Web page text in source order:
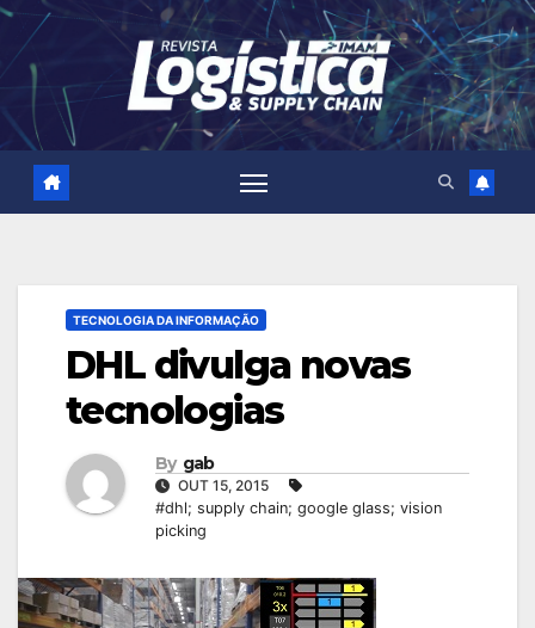
Skip
content
TECNOLOGIA DA INFORMAÇÃO
DHL divulga novas
tecnologias
By gab
OUT 15, 2015
#dhl; supply chain; google glass; vision
picking